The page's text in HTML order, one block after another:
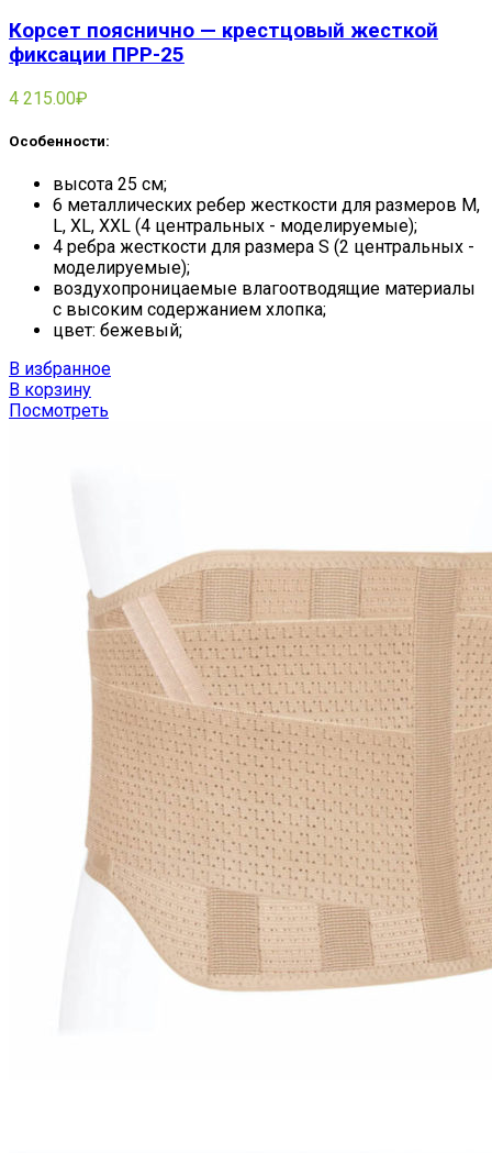
Корсет пояснично — крестцовый жесткой
фиксации ПРР-25
4 215.00₽
Особенности:
высота 25 см;
6 металлических ребер жесткости для размеров M,
L, XL, XXL (4 центральных - моделируемые);
4 ребра жесткости для размера S (2 центральных -
моделируемые);
воздухопроницаемые влагоотводящие материалы
с высоким содержанием хлопка;
цвет: бежевый;
В избранное
В корзину
Посмотреть